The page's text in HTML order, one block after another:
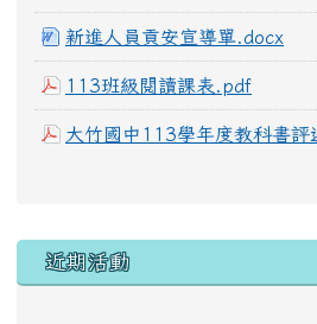
新進人員貢安宣導單.docx
113班級閱讀課表.pdf
大竹國中113學年度教科書
左邊區域內容
近期活動